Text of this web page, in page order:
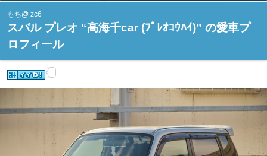
もち@ zc6
スバル プレオ “高海千car (ﾌﾟﾚｵｺｳﾊｲ)” の愛車プ
ロフィール